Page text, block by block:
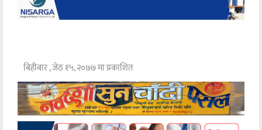
बिहीबार , जेठ १५, २०७७ मा प्रकाशित